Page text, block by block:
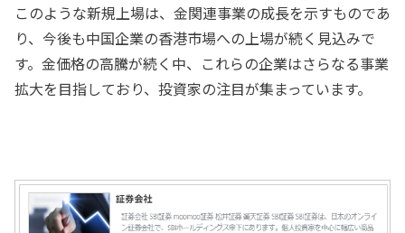
このような新規上場は、金関連事業の成長を示すものであ
り、今後も中国企業の香港市場への上場が続く見込みで
す。金価格の高騰が続く中、これらの企業はさらなる事業
拡大を目指しており、投資家の注目が集まっています。